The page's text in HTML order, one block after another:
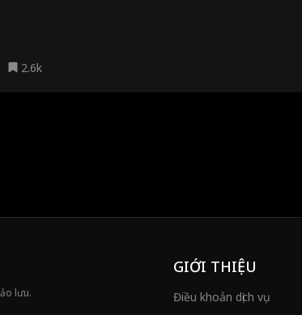
2.6k
lưu.
GIỚI THIỆU
Điều khoản dịch vụ